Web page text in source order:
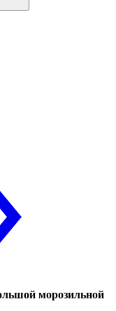
морозильной